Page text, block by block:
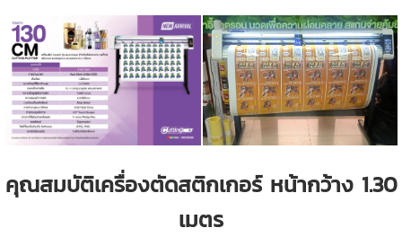
คุณสมบัติเครื่องตัดสติกเกอร์ หน้ากว้าง 1.30
เมตร